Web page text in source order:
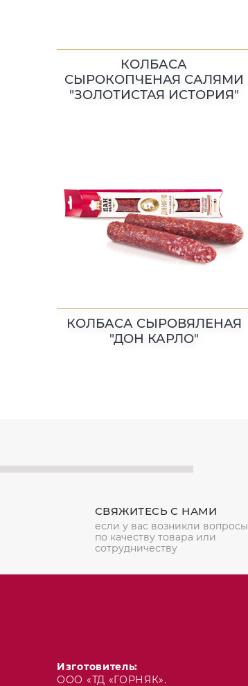
КОЛБАСА
СЫРОКОПЧЕНАЯ САЛЯМИ
"ЗОЛОТИСТАЯ ИСТОРИЯ"
КОЛБАСА СЫРОВЯЛЕНАЯ
"ДОН КАРЛО"
СВЯЖИТЕСЬ С НАМИ
если у вас возникли вопросы
по качеству товара или
сотрудничеству
Изготовитель:
ООО «ТД «ГОРНЯК».